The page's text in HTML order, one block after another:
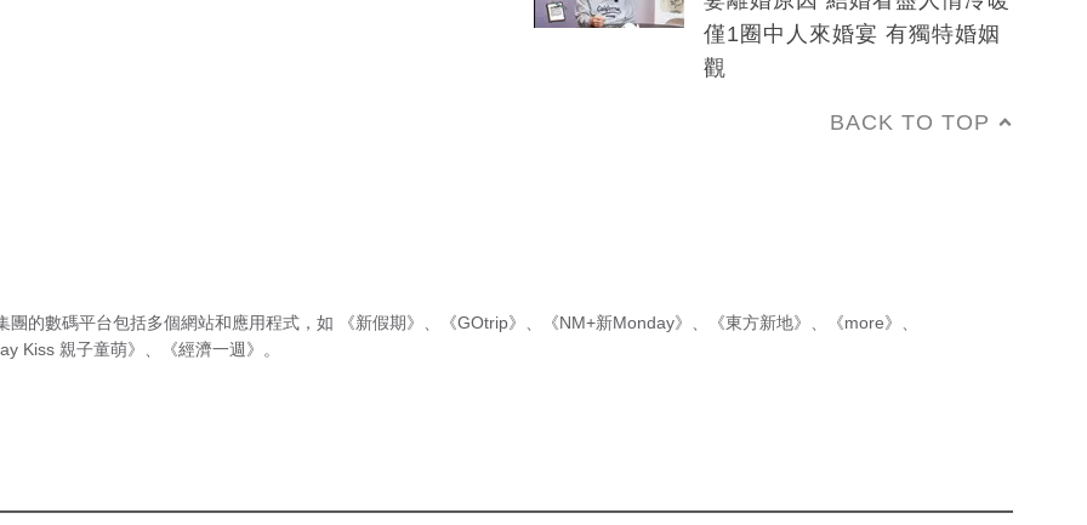
僅1圈中人來婚宴 有獨特婚姻
觀
BACK TO TOP
團的數碼平台包括多個網站和應用程式，如 《新假期》 《GOtrip》 《NM+新Monday》 《東方新地》 《more》
Kiss 親子童萌》
《經濟一週》 。